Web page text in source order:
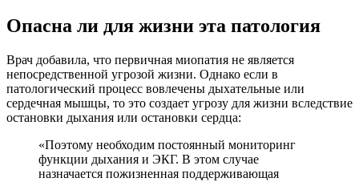
Опасна ли для жизни эта патология
Врач добавила, что первичная миопатия не является
непосредственной угрозой жизни. Однако если в
патологический процесс вовлечены дыхательные или
сердечная мышцы, то это создает угрозу для жизни вследствие
остановки дыхания или остановки сердца:
«Поэтому необходим постоянный мониторинг
функции дыхания и ЭКГ. В этом случае
назначается пожизненная поддерживающая